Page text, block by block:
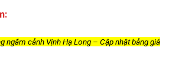
ngắm cảnh Vịnh Hạ Long – Cập nhật bảng giá